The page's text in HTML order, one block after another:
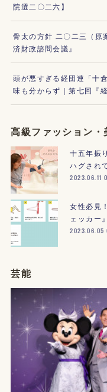
院選二〇二六】
骨太の方針 二〇二三（原
済財政諮問会議』
頭が悪すぎる経団連「十
味も分からず｜第七回『
高級ファッション・
十五年振
ハグされ
2023.06.11
女性必見
ェッカー』
2023.06.05
芸能